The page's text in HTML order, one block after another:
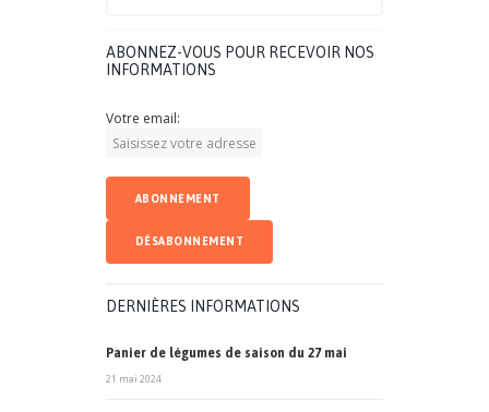
ABONNEZ-VOUS POUR RECEVOIR NOS
INFORMATIONS
Votre email:
DERNIÈRES INFORMATIONS
Panier de légumes de saison du 27 mai
21 mai 2024